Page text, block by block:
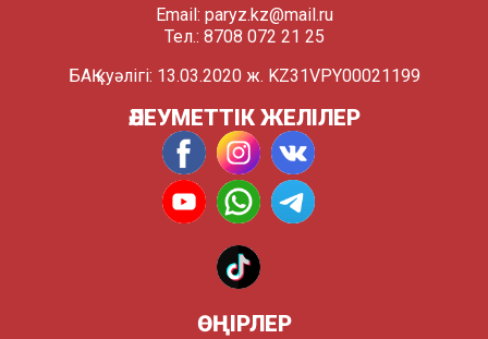
Email: paryz.kz@mail.ru
Тел.: 8708 072 21 25
БАҚ куәлігі: 13.03.2020 ж. KZ31VPY00021199
ӘЛЕУМЕТТІК ЖЕЛІЛЕР
ӨҢІРЛЕР